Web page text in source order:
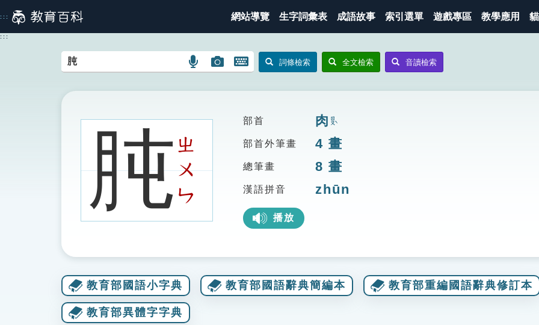
到
主
::: 網站導覽 生字詞彙表 成語故事 索引選單 遊戲專區 教學應用
:::
語
搜
圖
圖
搜
開
鍵
圖
詞條檢索 全文檢索 音讀檢索
肫ㄓ
ㄨ
ㄣ
部首 肉 ㄖㄡˋ
部首外筆畫 4 畫
總筆畫 8 畫
漢語拼音 zhūn
播放
教育部國語小字典 教育部國語辭典簡編本 教育部重編國語辭典修訂本
教育部異體字字典